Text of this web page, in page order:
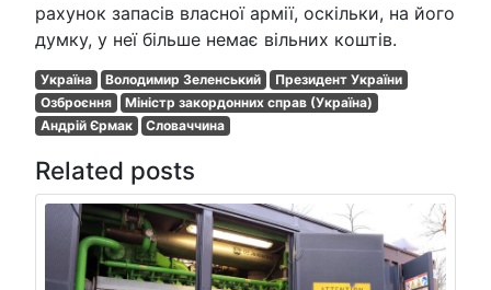
рахунок запасів власної армії, оскільки, на його
думку, у неї більше немає вільних коштів.
Україна Володимир Зеленський
Президент України
Озброєння
Міністр закордонних справ (Україна)
Андрій Єрмак
Словаччина
Related posts